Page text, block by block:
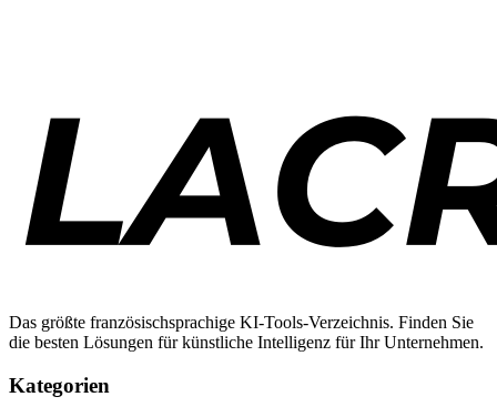
Das größte französischsprachige KI-Tools-Verzeichnis. Finden Sie
die besten Lösungen für künstliche Intelligenz für Ihr Unternehmen.
Kategorien